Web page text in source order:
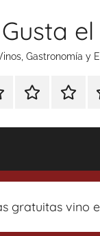
Gastronomía y
Enoturismo
Gastronomía
Ranking
gratuitas vino